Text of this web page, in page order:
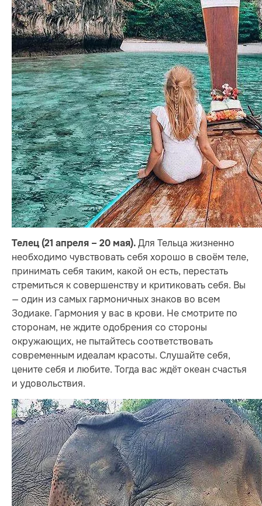
Телец (21 апреля – 20 мая). Для Тельца жизненно
необходимо чувствовать себя хорошо в своём теле,
принимать себя таким, какой он есть, перестать
стремиться к совершенству и критиковать себя. Вы
— один из самых гармоничных знаков во всем
Зодиаке. Гармония у вас в крови. Не смотрите по
сторонам, не ждите одобрения со стороны
окружающих, не пытайтесь соответствовать
современным идеалам красоты. Слушайте себя,
цените себя и любите. Тогда вас ждёт океан счастья
и удовольствия.